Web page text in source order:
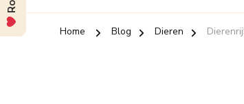
Home Blog Dieren